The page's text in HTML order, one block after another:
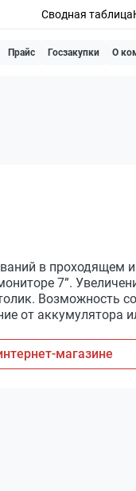
Сводная таблица
Прайс Госзакупки О
в проходящем
7”.
Возможность
от аккумулятора
магазине